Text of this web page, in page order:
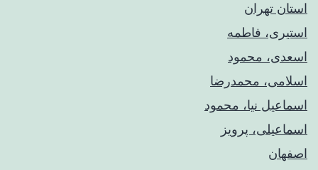
استان تهران
استیری، فاطمه
اسعدی، محمود
اسلامی، محمدرضا
اسماعیل نیا، محمود
اسماعیلی، پرویز
اصفهان